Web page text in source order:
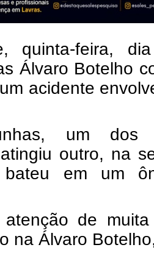
quinta-feira,
Álvaro Botelho
acidente
um dos
outro, na
em um
de
na Álvaro